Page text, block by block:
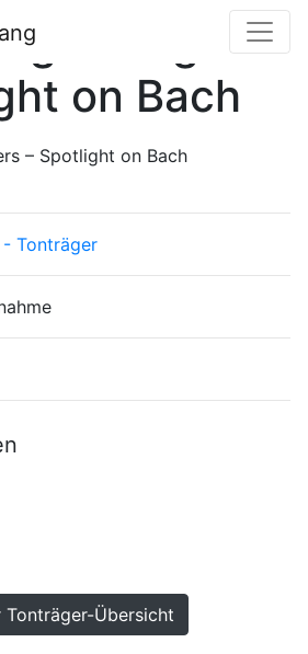
Singers
on Bach
Tonträger
Übersicht